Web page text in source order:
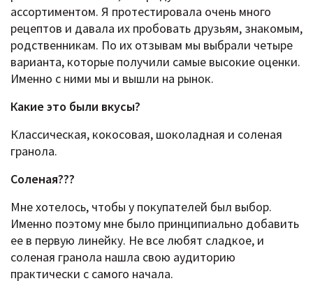
ассортиментом. Я протестировала очень много
рецептов и давала их пробовать друзьям, знакомым,
родственникам. По их отзывам мы выбрали четыре
варианта, которые получили самые высокие оценки.
Именно с ними мы и вышли на рынок.
Какие это были вкусы?
Классическая, кокосовая, шоколадная и соленая
гранола.
Соленая???
Мне хотелось, чтобы у покупателей был выбор.
Именно поэтому мне было принципиально добавить
ее в первую линейку. Не все любят сладкое, и
соленая гранола нашла свою аудиторию
практически с самого начала.